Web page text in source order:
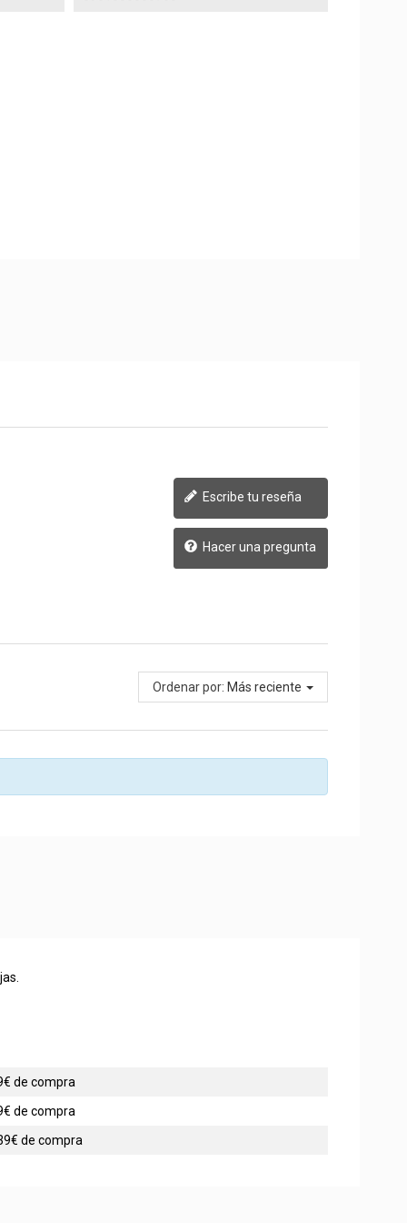
Escribe tu reseña
Hacer una pregunta
Ordenar por: Más reciente
de compra
de compra
de compra